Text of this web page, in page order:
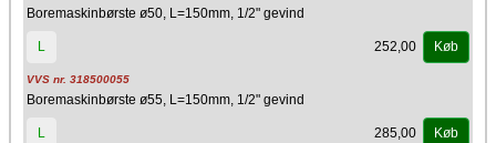
Boremaskinbørste ø50, L=150mm, 1/2" gevind
L 252,00 Køb
VVS nr. 318500055
Boremaskinbørste ø55, L=150mm, 1/2" gevind
L 285,00 Køb